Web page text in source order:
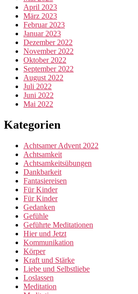
April 2023
März 2023
Februar 2023
Januar 2023
Dezember 2022
November 2022
Oktober 2022
September 2022
August 2022
Juli 2022
Juni 2022
Mai 2022
Kategorien
Achtsamer Advent 2022
Achtsamkeit
Achtsamkeitsübungen
Dankbarkeit
Fantasiereisen
Für Kinder
Für Kinder
Gedanken
Gefühle
Geführte Meditationen
Hier und Jetzt
Kommunikation
Körper
Kraft und Stärke
Liebe und Selbstliebe
Loslassen
Meditation